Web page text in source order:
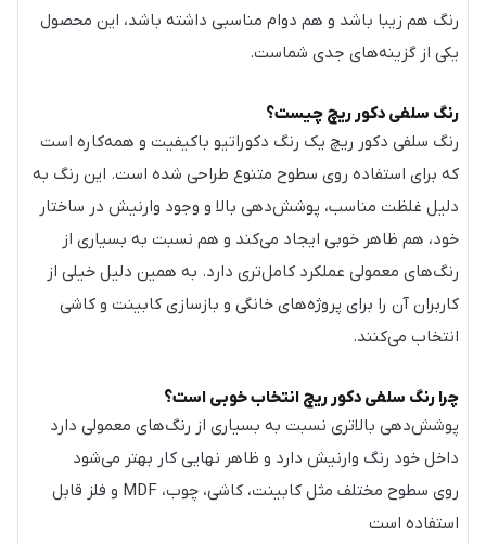
رنگ هم زیبا باشد و هم دوام مناسبی داشته باشد، این محصول
یکی از گزینه‌های جدی شماست.
رنگ سلفی دکور ریچ چیست؟
رنگ سلفی دکور ریچ یک رنگ دکوراتیو باکیفیت و همه‌کاره است
که برای استفاده روی سطوح متنوع طراحی شده است. این رنگ به
دلیل غلظت مناسب، پوشش‌دهی بالا و وجود وارنیش در ساختار
خود، هم ظاهر خوبی ایجاد می‌کند و هم نسبت به بسیاری از
رنگ‌های معمولی عملکرد کامل‌تری دارد. به همین دلیل خیلی از
کاربران آن را برای پروژه‌های خانگی و بازسازی کابینت و کاشی
انتخاب می‌کنند.
چرا رنگ سلفی دکور ریچ انتخاب خوبی است؟
پوشش‌دهی بالاتری نسبت به بسیاری از رنگ‌های معمولی دارد
داخل خود رنگ وارنیش دارد و ظاهر نهایی کار بهتر می‌شود
روی سطوح مختلف مثل کابینت، کاشی، چوب، MDF و فلز قابل
استفاده است